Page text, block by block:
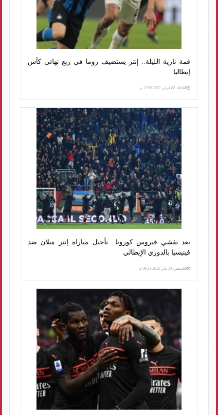
قمة نارية الليلة.. إنتر يستضيف روما في ربع نهائي كأس
إيطاليا
الثلاثاء، 08 فبراير 2022 12:09 م
بعد تفشي فيروس كورونا.. تأجيل مباراة إنتر ميلان ضد
فينيسيا بالدوري الإيطالي
الخميس، 20 يناير 2022 08:31 م